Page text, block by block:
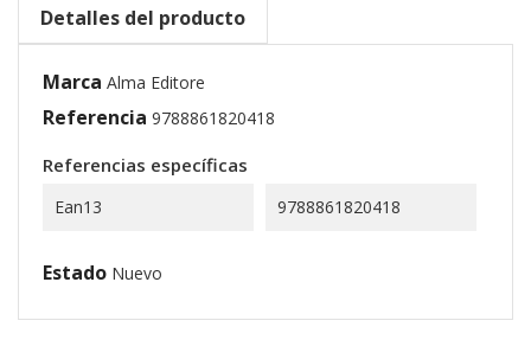
Detalles del producto
Marca Alma Editore
Referencia 9788861820418
Referencias específicas
Ean13 9788861820418
Estado Nuevo